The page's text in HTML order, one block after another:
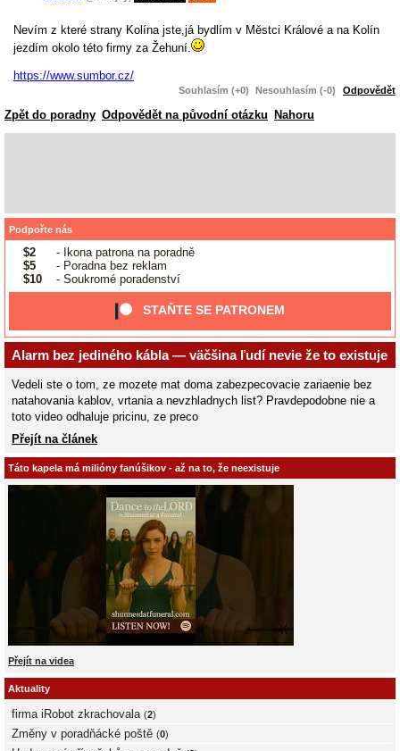
Nevím z které strany Kolína jste,já bydlím v Městci Králové a na Kolín
jezdím okolo této firmy za Žehuní.
https://www.sumbor.cz/
Souhlasím (+0) Nesouhlasím (-0) Odpovědět
Zpět do poradny Odpovědět na původní otázku Nahoru
Podpořte nás
$2
- Ikona patrona na poradně
$5
- Poradna bez reklam
$10
- Soukromé poradenství
STAŇTE SE PATRONEM
Alarm bez jediného kábla — väčšina ľudí nevie že to existuje
Vedeli ste o tom, ze mozete mat doma zabezpecovacie zariaenie bez
natahovania kablov, vrtania a nevzhladnych list? Pravdepodobne nie a
toto video odhaluje pricinu, ze preco
Přejít na článek
Táto kapela má milióny fanúšikov - až na to, že neexistuje
Přejít na videa
Aktuality
firma iRobot zkrachovala (2)
Změny v poradňácké poště (0)